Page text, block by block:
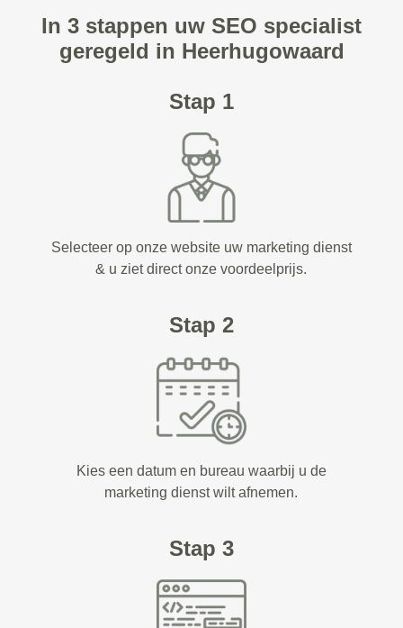
In 3 stappen uw SEO specialist
geregeld in Heerhugowaard
Stap 1
Selecteer op onze website uw marketing dienst
& u ziet direct onze voordeelprijs.
Stap 2
Kies een datum en bureau waarbij u de
marketing dienst wilt afnemen.
Stap 3